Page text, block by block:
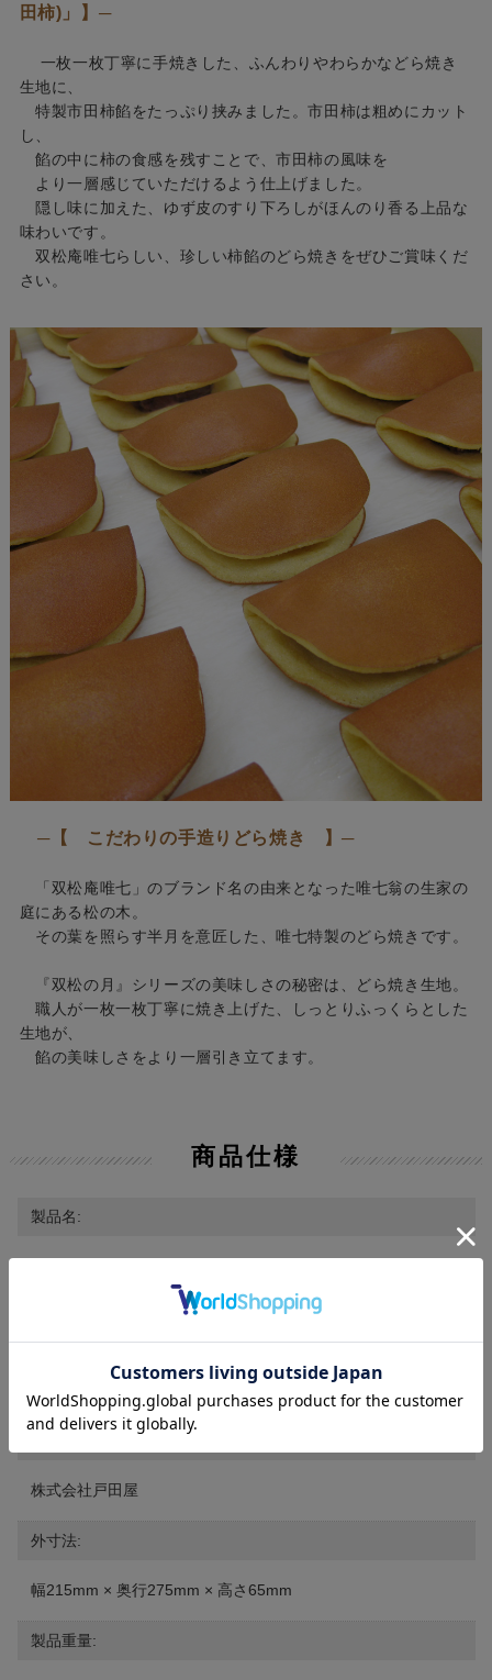
田柿)」】─
一枚一枚丁寧に手焼きした、ふんわりやわらかなどら焼き
生地に、
特製市田柿餡をたっぷり挟みました。市田柿は粗めにカット
し、
餡の中に柿の食感を残すことで、市田柿の風味を
より一層感じていただけるよう仕上げました。
隠し味に加えた、ゆず皮のすり下ろしがほんのり香る上品な
味わいです。
双松庵唯七らしい、珍しい柿餡のどら焼きをぜひご賞味くだ
さい。
─【 こだわりの手造りどら焼き 】─
「双松庵唯七」のブランド名の由来となった唯七翁の生家の
庭にある松の木。
その葉を照らす半月を意匠した、唯七特製のどら焼きです。
『双松の月』シリーズの美味しさの秘密は、どら焼き生地。
職人が一枚一枚丁寧に焼き上げた、しっとりふっくらとした
生地が、
餡の美味しさをより一層引き立てます。
商品仕様
製品名:
型番:
TA3730
株式会社戸田屋
外寸法:
幅215mm × 奥行275mm × 高さ65mm
製品重量: